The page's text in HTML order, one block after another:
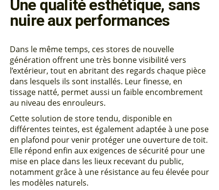
Une qualité esthétique, sans
nuire aux performances
Dans le même temps, ces stores de nouvelle
génération offrent une très bonne visibilité vers
l’extérieur, tout en abritant des regards chaque pièce
dans lesquels ils sont installés. Leur finesse, en
tissage natté, permet aussi un faible encombrement
au niveau des enrouleurs.
Cette solution de store tendu, disponible en
différentes teintes, est également adaptée à une pose
en plafond pour venir protéger une ouverture de toit.
Elle répond enfin aux exigences de sécurité pour une
mise en place dans les lieux recevant du public,
notamment grâce à une résistance au feu élevée pour
les modèles naturels.